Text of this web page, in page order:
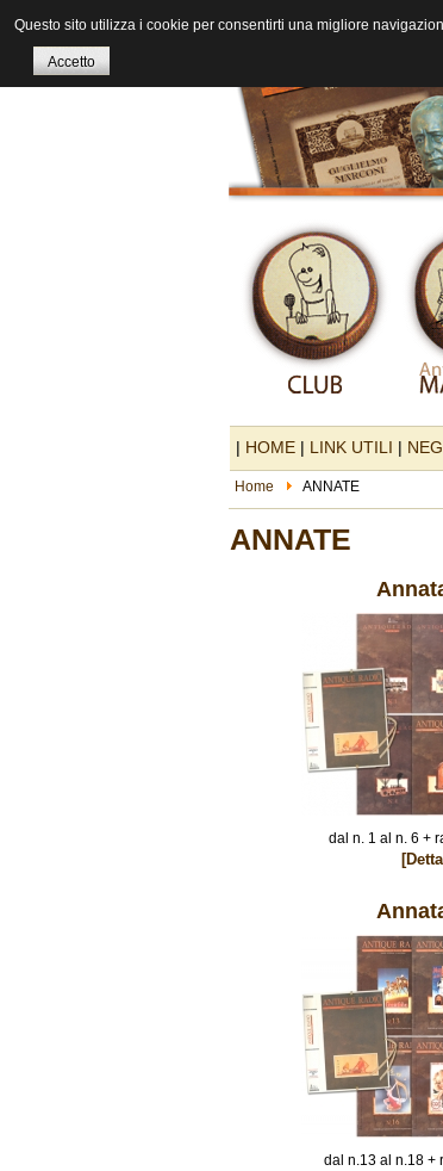
| HOME | LINK UTILI |
Home ANNATE
ANNATE
dal n. 1 al n. 6 +
dal n.13 al n.18 +
Questo sito utilizza i cookie per consentirti una migliore
Accetto